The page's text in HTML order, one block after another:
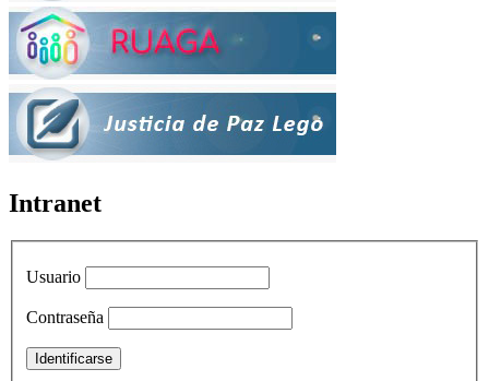
Intranet
Usuario
Contraseña